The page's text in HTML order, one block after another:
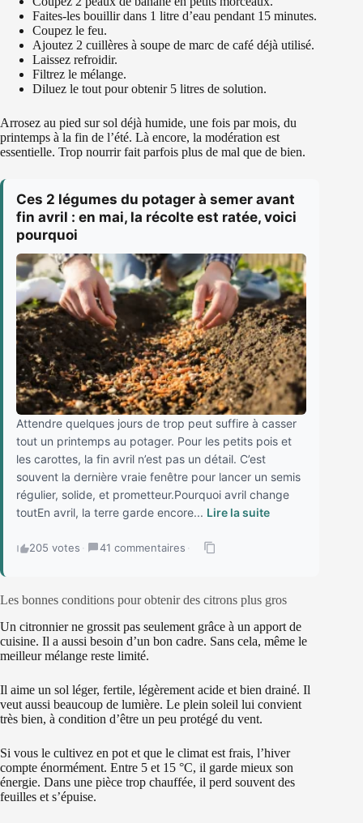
Faites-les bouillir dans 1 litre d’eau pendant 15 minutes.
Coupez le feu.
Ajoutez 2 cuillères à soupe de marc de café déjà utilisé.
Laissez refroidir.
Filtrez le mélange.
Diluez le tout pour obtenir 5 litres de solution.
Arrosez au pied sur sol déjà humide, une fois par mois, du
printemps à la fin de l’été. Là encore, la modération est
essentielle. Trop nourrir fait parfois plus de mal que de bien.
Ces 2 légumes du potager à semer avant
fin avril : en mai, la récolte est ratée, voici
pourquoi
Attendre quelques jours de trop peut suffire à casser
tout un printemps au potager. Pour les petits pois et
les carottes, la fin avril n’est pas un détail. C’est
souvent la dernière vraie fenêtre pour lancer un semis
régulier, solide, et prometteur.Pourquoi avril change
toutEn avril, la terre garde encore... Lire la suite
205 votes · 41 commentaires ·
Les bonnes conditions pour obtenir des citrons plus gros
Un citronnier ne grossit pas seulement grâce à un apport de
cuisine. Il a aussi besoin d’un bon cadre. Sans cela, même le
meilleur mélange reste limité.
Il aime un sol léger, fertile, légèrement acide et bien drainé. Il
veut aussi beaucoup de lumière. Le plein soleil lui convient
très bien, à condition d’être un peu protégé du vent.
Si vous le cultivez en pot et que le climat est frais, l’hiver
compte énormément. Entre 5 et 15 °C, il garde mieux son
énergie. Dans une pièce trop chauffée, il perd souvent des
feuilles et s’épuise.